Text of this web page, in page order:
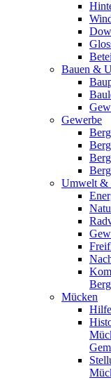
Bauen &
Gewerbe
Umwelt &
Berg
Mücken